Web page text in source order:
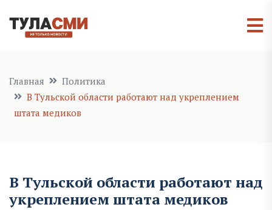
Главная
Политика
В Тульской области работают над укреплением
штата медиков
В Тульской области работают над
укреплением штата медиков